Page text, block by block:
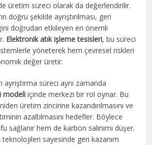
üretim süreci olarak da değerlendirilir.
doğru şekilde ayrıştırılması, geri
doğrudan etkileyen en önemli
Elektronik atık işleme tesisleri, bu süreci
yöneterek hem çevresel riskleri
değer üretir.
ayrıştırma süreci aynı zamanda
modeli içinde merkezi bir rol oynar. Bu
üretim zincirine kazandırılmasını ve
azaltılmasını hedefler. Böylece
sağlanır hem de karbon salınımı düşer.
teknolojileri sayesinde geri kazanım